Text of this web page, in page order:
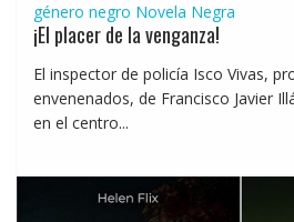
género negro Novela Negra
¡El placer de la venganza!
El inspector de policía Isco Vivas,
envenenados, de Francisco Javier
en el centro...